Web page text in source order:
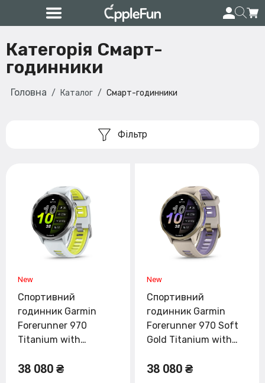
Категорія Смарт-
годинники
Головна Каталог Смарт-годинники
Фільтр
Спортивний
годинник Garmin
Forerunner 970
Titanium with
Whitestone/Translucent
38 080 ₴
Спортивний
годинник Garmin
Forerunner 970 Soft
Gold Titanium with
French
38 080 ₴